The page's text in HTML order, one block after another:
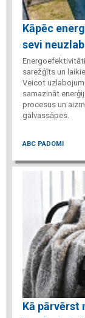
Kāpēc
sevi
sarežģīts un
Veicot
samazināt
procesus un
galvassāpes.
ABC PADOMI
Kā pārvērst